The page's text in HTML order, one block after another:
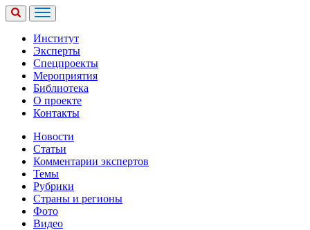
Институт
Эксперты
Спецпроекты
Мероприятия
Библиотека
О проекте
Контакты
Новости
Статьи
Комментарии экспертов
Темы
Рубрики
Страны и регионы
Фото
Видео